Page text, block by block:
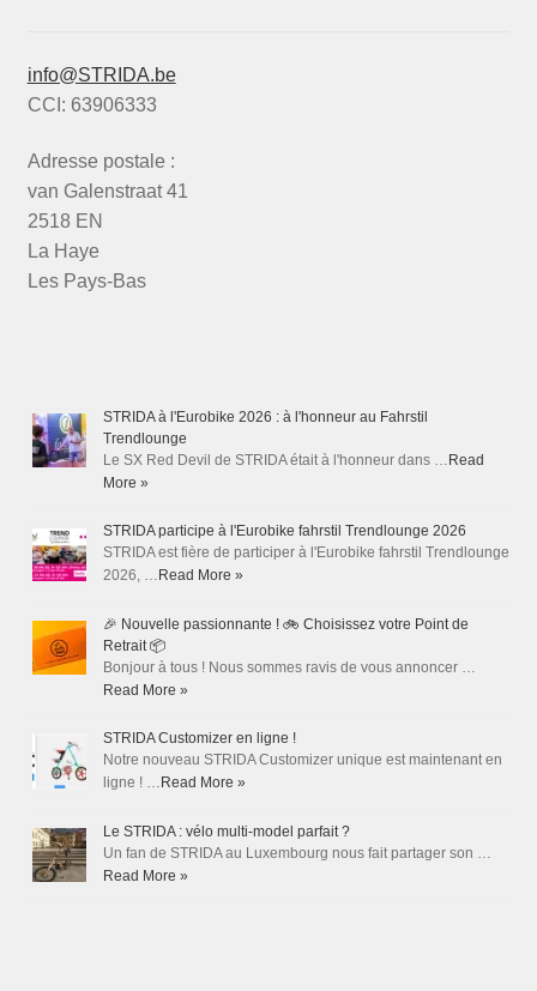
info@STRIDA.be
CCI: 63906333
Adresse postale :
van Galenstraat 41
2518 EN
La Haye
Les Pays-Bas
STRIDA à l'Eurobike 2026 : à l'honneur au Fahrstil
Trendlounge
Le SX Red Devil de STRIDA était à l'honneur dans … Read
More »
STRIDA participe à l'Eurobike fahrstil Trendlounge 2026
STRIDA est fière de participer à l'Eurobike fahrstil Trendlounge
2026, … Read More »
🎉 Nouvelle passionnante ! 🚲 Choisissez votre Point de
Retrait 📦
Bonjour à tous ! Nous sommes ravis de vous annoncer …
Read More »
STRIDA Customizer en ligne !
Notre nouveau STRIDA Customizer unique est maintenant en
ligne ! … Read More »
Le STRIDA : vélo multi-model parfait ?
Un fan de STRIDA au Luxembourg nous fait partager son …
Read More »